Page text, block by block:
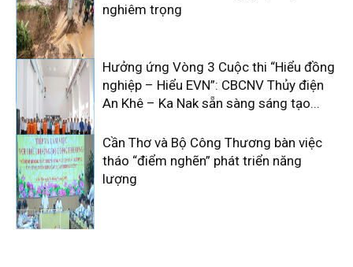
nghiêm trọng
Hưởng ứng Vòng 3 Cuộc thi “Hiểu đồng
nghiệp – Hiểu EVN”: CBCNV Thủy điện
An Khê – Ka Nak sẵn sàng sáng tạo...
Cần Thơ và Bộ Công Thương bàn việc
tháo “điểm nghẽn” phát triển năng
lượng